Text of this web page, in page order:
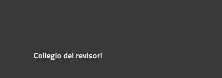
Collegio dei revisori